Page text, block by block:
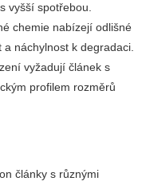
vyšší spotřebou.
chemie nabízejí odlišné
náchylnost k degradaci.
vyžadují článek s
profilem rozměrů
články s různými